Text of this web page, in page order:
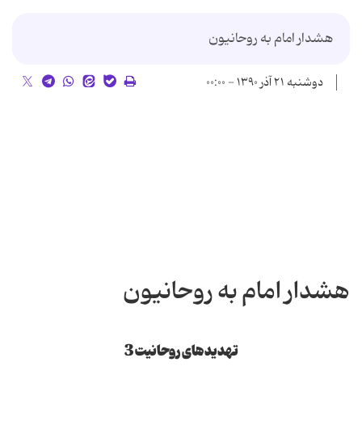
هشدار امام به روحانيون
دوشنبه ۲۱ آذر ۱۳۹۰ - ۰۰:۰۰
هشدار امام به روحانیون
تهدیدهای روحانیت 3